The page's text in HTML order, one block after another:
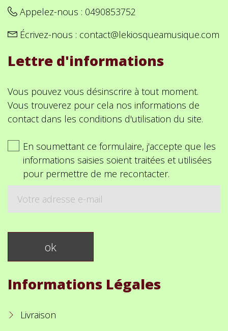
Appelez-nous : 0490853752
Écrivez-nous : contact@lekiosqueamusique.com
Lettre d'informations
Vous pouvez vous désinscrire à tout moment.
Vous trouverez pour cela nos informations de
contact dans les conditions d'utilisation du site.
En soumettant ce formulaire, j'accepte que les
informations saisies soient traitées et utilisées
pour permettre de me recontacter.
Informations Légales
Livraison